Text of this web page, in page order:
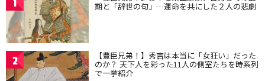
1 期と「辞世の句」…運命を共にした２人の悲劇
2 【豊臣兄弟！】秀吉は本当に「女狂い」だった
のか？ 天下人を彩った11人の側室たちを時系列
で一挙紹介